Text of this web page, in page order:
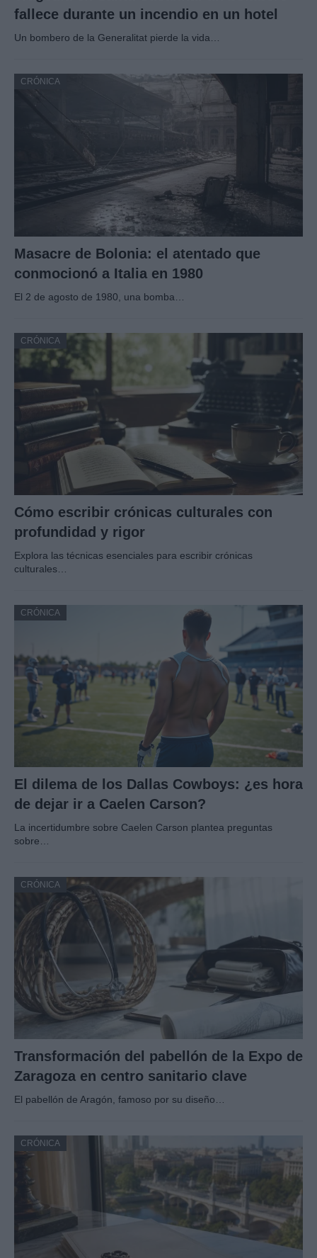
fallece durante un incendio en un hotel
Un bombero de la Generalitat pierde la vida…
CRÓNICA
Masacre de Bolonia: el atentado que
conmocionó a Italia en 1980
El 2 de agosto de 1980, una bomba…
CRÓNICA
Cómo escribir crónicas culturales con
profundidad y rigor
Explora las técnicas esenciales para escribir crónicas
culturales…
CRÓNICA
El dilema de los Dallas Cowboys: ¿es hora
de dejar ir a Caelen Carson?
La incertidumbre sobre Caelen Carson plantea preguntas
sobre…
CRÓNICA
Transformación del pabellón de la Expo de
Zaragoza en centro sanitario clave
El pabellón de Aragón, famoso por su diseño…
CRÓNICA